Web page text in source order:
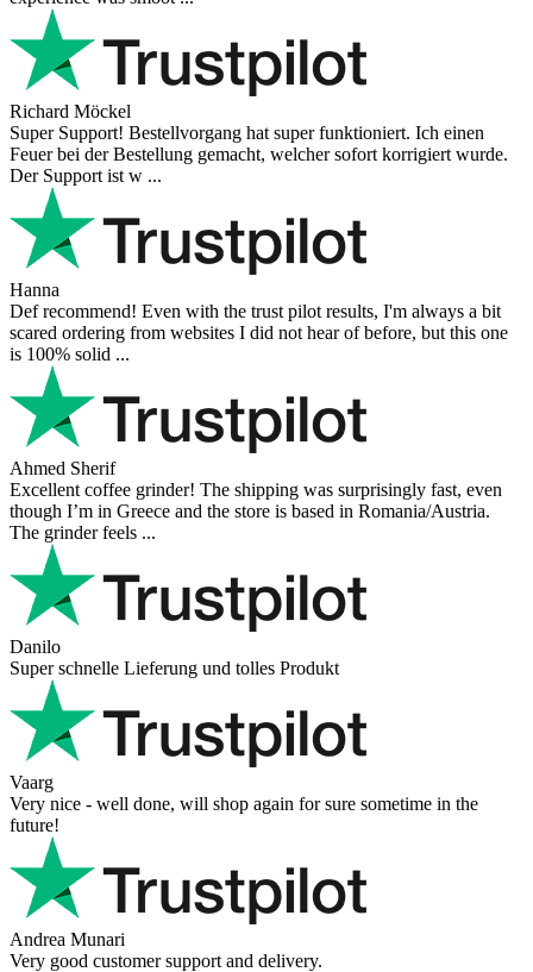
Richard Möckel
Super Support! Bestellvorgang hat super funktioniert. Ich einen
Feuer bei der Bestellung gemacht, welcher sofort korrigiert wurde.
Der Support ist w ...
Hanna
Def recommend! Even with the trust pilot results, I'm always a bit
scared ordering from websites I did not hear of before, but this one
is 100% solid ...
Ahmed Sherif
Excellent coffee grinder! The shipping was surprisingly fast, even
though I’m in Greece and the store is based in Romania/Austria.
The grinder feels ...
Danilo
Super schnelle Lieferung und tolles Produkt
Vaarg
Very nice - well done, will shop again for sure sometime in the
future!
Andrea Munari
Very good customer support and delivery.